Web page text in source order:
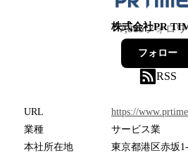
株式会社PR
7,885フォロ
フォロー
RSS
URL
https://
業種
サービス業
本社所在地
東京都港区赤坂